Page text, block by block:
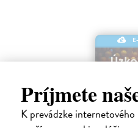
Príjmete
K prevádzke